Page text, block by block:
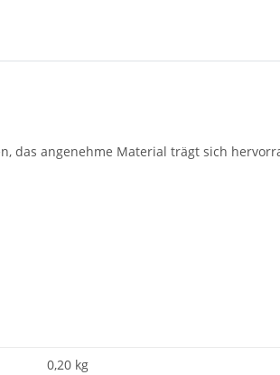
das angenehme Material trägt sich
0,20 kg